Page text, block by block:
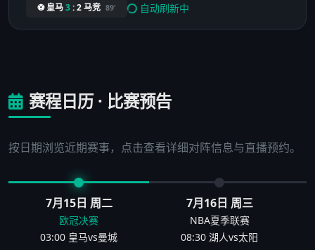
⚽ 皇马3:2马竞 89' 自动刷新中
赛程日历 · 比赛预告
按日期浏览近期赛事，点击查看详细对阵信息与直播预约。
7月15日 周二
欧冠决赛
03:00 皇马vs曼城
7月16日 周三
NBA夏季联赛
08:30 湖人vs太阳